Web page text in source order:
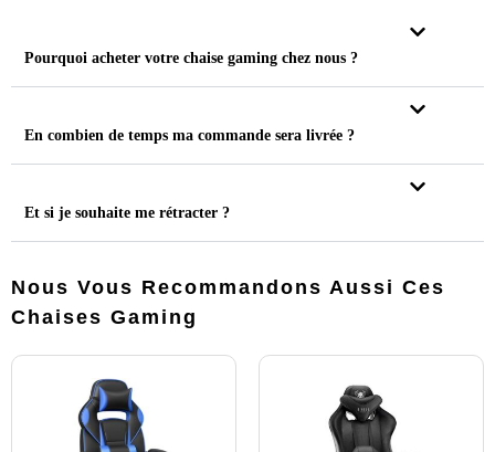
Pourquoi acheter votre chaise gaming chez nous ?
En combien de temps ma commande sera livrée ?
Et si je souhaite me rétracter ?
Nous Vous Recommandons Aussi Ces
Chaises Gaming